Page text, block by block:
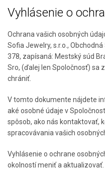
Vyhlásenie o
Ochrana vašich osobných
Sofia Jewelry, s.r.o.,
378, zapísaná: Mestský súd
Sro, (ďalej len Spoločnosť) sa
chrániť.
V tomto dokumente nájdete
aké osobné údaje v
spôsob, ako nás kontaktovať,
spracovávania vašich
Vyhlásenie o ochrane
okolností meniť a